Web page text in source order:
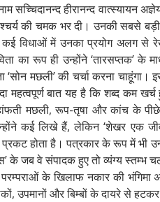
सच्चिदानन्द हीरानन्द
की चमक भर दी। उनकी सबसे बड़ी
कई विधाओं में उनका प्रयोग अलग से
का रूप ही उन्होंने ‘तारसप्तक’
‘सोन मछली’ की चर्चा करना
महत्वपूर्ण बात यह है कि शब्द कम
मछली, रूप-तृषा और कांच के पीछे
कई लिखे हैं, लेकिन ‘शेखर एक
प्रकट होता है। पत्रकार के रूप में भी
के जब वे संपादक हुए तो व्यंग्य स्तम्भ
के खिलाफ नकार की भंगिमा
उपमानों और बिम्बों के दायरे से